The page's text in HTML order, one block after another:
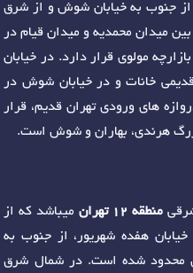
از جنوب به خیابان شوش و از شرق
میدان محمدیه و میدان قیام در
مولوی قرار دارد. در خیابان
خانات و در خیابان شوش در
های ورودی تهران قدیم، قرار
هرندی، بهاران و شوش است.
منطقه 12 تهران
میباشد که از
هفده شهریور، از جنوب به
محدود شده است. در شمال شرق